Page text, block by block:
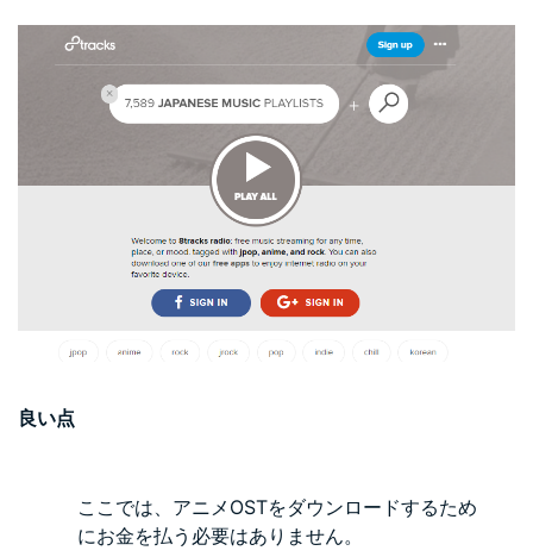
良い点
ここでは、アニメOSTをダウンロードするため
にお金を払う必要はありません。